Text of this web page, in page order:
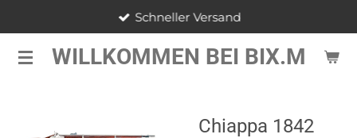
springenWILLKOMMEN BEI BIX.M
Schneller Versand
Chiappa 1842